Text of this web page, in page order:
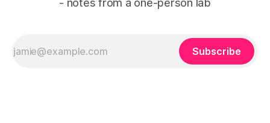
- notes from a one-person lab
Subscribe